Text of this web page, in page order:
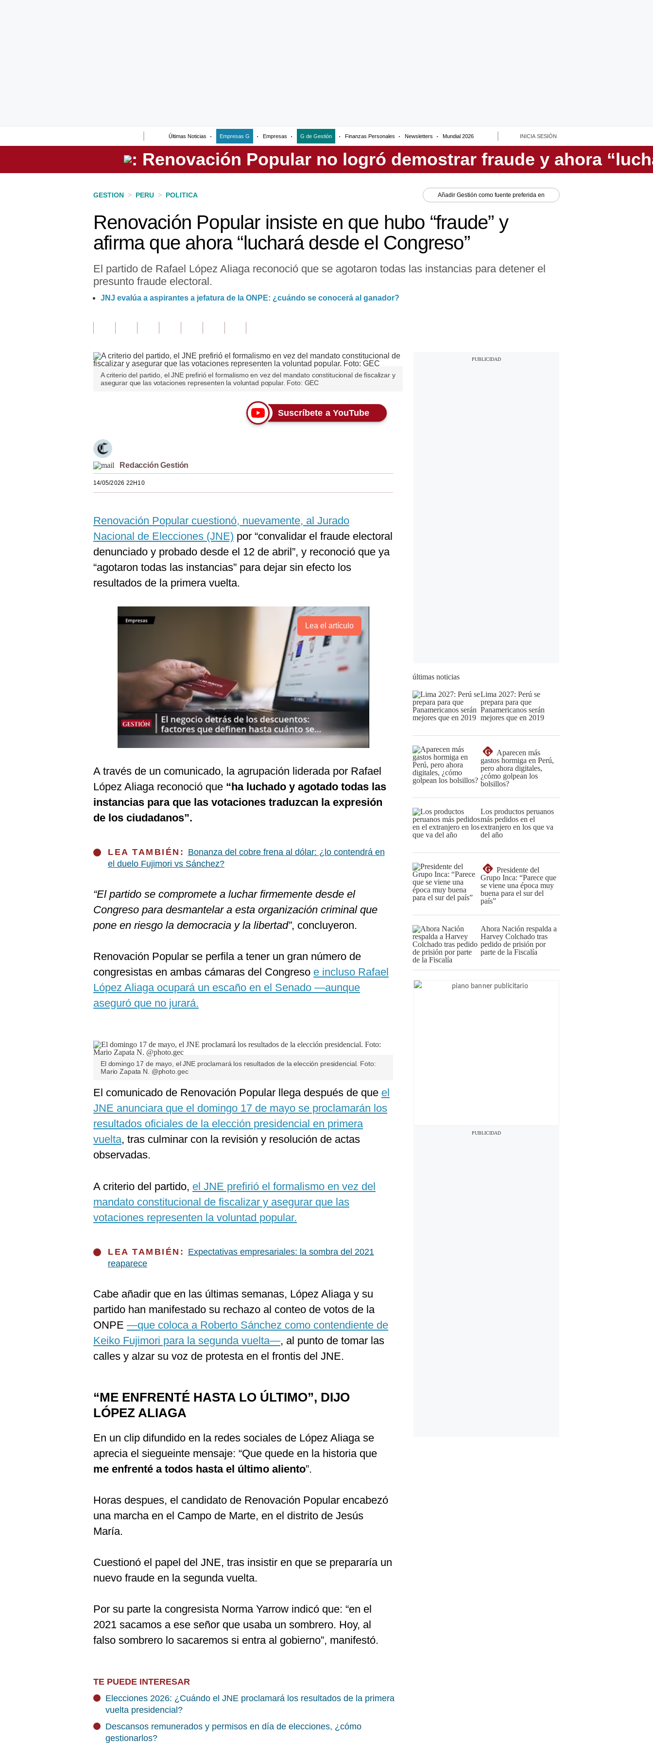
Últimas Noticias Empresas G Empresas G de Gestión Finanzas Personales Newsletters Mundial 2026 INICIA SESIÓN
Perú
GESTION > PERU > POLITICA Añadir Gestión como fuente preferida en
Renovación Popular insiste en que hubo “fraude” y
afirma que ahora “luchará desde el Congreso”
El partido de Rafael López Aliaga reconoció que se agotaron todas las instancias para detener el
presunto fraude electoral.
JNJ evalúa a aspirantes a jefatura de la ONPE: ¿cuándo se conocerá al ganador?
A criterio del partido, el JNE prefirió el formalismo en vez del mandato constitucional de fiscalizar y
asegurar que las votaciones representen la voluntad popular. Foto: GEC
Suscríbete a YouTube
Redacción Gestión
14/05/2026 22H10
Renovación Popular cuestionó, nuevamente, al Jurado
Nacional de Elecciones (JNE) por “convalidar el fraude electoral
denunciado y probado desde el 12 de abril”, y reconoció que ya
“agotaron todas las instancias” para dejar sin efecto los
resultados de la primera vuelta.
Lea el artículo
A través de un comunicado, la agrupación liderada por Rafael
López Aliaga reconoció que “ha luchado y agotado todas las
instancias para que las votaciones traduzcan la expresión
de los ciudadanos”.
LEA TAMBIÉN: Bonanza del cobre frena al dólar: ¿lo contendrá en
el duelo Fujimori vs Sánchez?
“El partido se compromete a luchar firmemente desde el
Congreso para desmantelar a esta organización criminal que
pone en riesgo la democracia y la libertad”, concluyeron.
Renovación Popular se perfila a tener un gran número de
congresistas en ambas cámaras del Congreso e incluso Rafael
López Aliaga ocupará un escaño en el Senado —aunque
aseguró que no jurará.
El domingo 17 de mayo, el JNE proclamará los resultados de la elección presidencial. Foto:
Mario Zapata N. @photo.gec
El comunicado de Renovación Popular llega después de que el
JNE anunciara que el domingo 17 de mayo se proclamarán los
resultados oficiales de la elección presidencial en primera
vuelta, tras culminar con la revisión y resolución de actas
observadas.
A criterio del partido, el JNE prefirió el formalismo en vez del
mandato constitucional de fiscalizar y asegurar que las
votaciones representen la voluntad popular.
LEA TAMBIÉN: Expectativas empresariales: la sombra del 2021
reaparece
Cabe añadir que en las últimas semanas, López Aliaga y su
partido han manifestado su rechazo al conteo de votos de la
ONPE —que coloca a Roberto Sánchez como contendiente de
Keiko Fujimori para la segunda vuelta—, al punto de tomar las
calles y alzar su voz de protesta en el frontis del JNE.
“ME ENFRENTÉ HASTA LO ÚLTIMO”, DIJO
LÓPEZ ALIAGA
En un clip difundido en la redes sociales de López Aliaga se
aprecia el siegueinte mensaje: “Que quede en la historia que
me enfrenté a todos hasta el último aliento”.
Horas despues, el candidato de Renovación Popular encabezó
una marcha en el Campo de Marte, en el distrito de Jesús
María.
Cuestionó el papel del JNE, tras insistir en que se prepararía un
nuevo fraude en la segunda vuelta.
Por su parte la congresista Norma Yarrow indicó que: “en el
2021 sacamos a ese señor que usaba un sombrero. Hoy, al
falso sombrero lo sacaremos si entra al gobierno”, manifestó.
TE PUEDE INTERESAR
Elecciones 2026: ¿Cuándo el JNE proclamará los resultados de la primera
vuelta presidencial?
Descansos remunerados y permisos en día de elecciones, ¿cómo
gestionarlos?
últimas noticias
Lima 2027: Perú se
prepara para que
Panamericanos serán
mejores que en 2019
G
Aparecen más
gastos hormiga en Perú,
pero ahora digitales,
¿cómo golpean los
bolsillos?
Los productos peruanos
más pedidos en el
extranjero en los que va
del año
G
Presidente del
Grupo Inca: “Parece que
se viene una época muy
buena para el sur del
país”
Ahora Nación respalda a
Harvey Colchado tras
pedido de prisión por
parte de la Fiscalía